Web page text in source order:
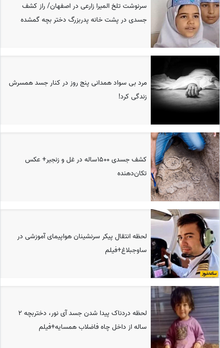
سرنوشت تلخ المیرا زارعی در اصفهان/ راز کشف
جسدی در پشت خانه پدربزرگ دختر بچه گمشده
مرد بی سواد همدانی پنج روز در کنار جسد همسرش
زندگی کرد!
کشف جسدی ۱۵۰۰ساله در غل و زنجیر+ عکس
تکان‌دهنده
لحظه انتقال پیکر سرنشینان هواپیمای آموزشی در
ساوجبلاغ+فیلم
لحظه دردناک پیدا شدن جسد آی نور، دختربچه 2
ساله از داخل چاه فاضلاب همسایه+فیلم